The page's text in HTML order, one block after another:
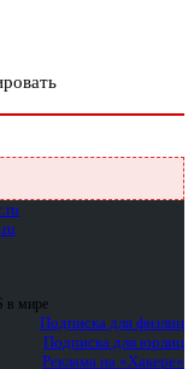
в мире
Подписка для физлиц
Подписка для юрлиц
Реклама на «Хакере»